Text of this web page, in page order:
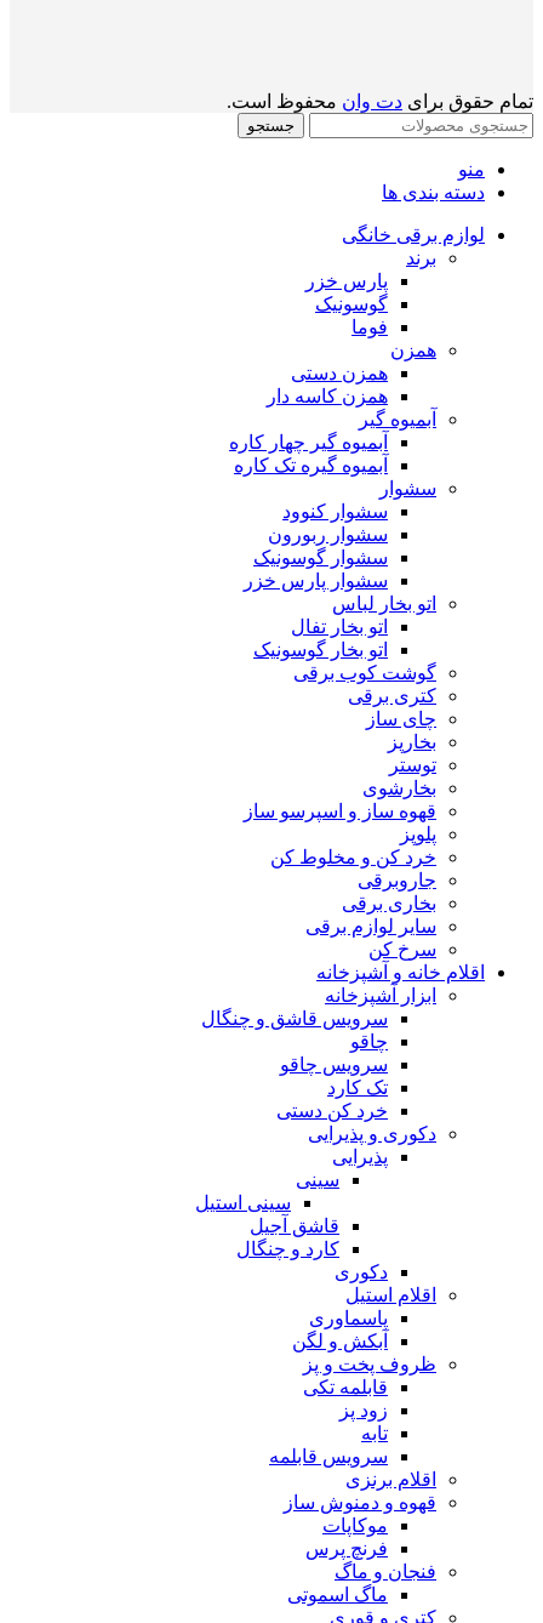
تمام حقوق برای دت وان محفوظ است.
جستجو
منو
دسته بندی ها
لوازم برقی خانگی
برند
پارس خزر
گوسونیک
فوما
همزن
همزن دستی
همزن کاسه دار
آبمیوه گیر
آبمیوه گیر چهار کاره
آبمیوه گیره تک کاره
سشوار
سشوار کنوود
سشوار ربورون
سشوار گوسونیک
سشوار پارس خزر
اتو بخار لباس
اتو بخار تفال
اتو بخار گوسونیک
گوشت کوب برقی
کتری برقی
چای ساز
بخارپز
توستر
بخارشوی
قهوه ساز و اسپرسو ساز
پلوپز
خرد کن و مخلوط کن
جاروبرقی
بخاری برقی
سایر لوازم برقی
سرخ کن
اقلام خانه و آشپزخانه
ابزار آشپزخانه
سرویس قاشق و چنگال
چاقو
سرویس چاقو
تک کارد
خرد کن دستی
دکوری و پذیرایی
پذیرایی
سینی
سینی استیل
قاشق آجیل
کارد و چنگال
دکوری
اقلام استیل
پاسماوری
آبکش و لگن
ظروف پخت و پز
قابلمه تکی
زود پز
تابه
سرویس قابلمه
اقلام برنزی
قهوه و دمنوش ساز
موکاپات
فرنچ پرس
فنجان و ماگ
ماگ اسموتی
کتری و قوری